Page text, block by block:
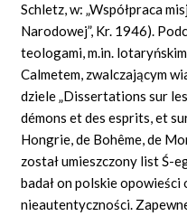
Schletz, w: „Współpraca
Narodowej”, Kr. 1946).
teologami, m.in.
Calmetem, zwalczającym
dziele „Dissertations sur
démons et des esprits, et
Hongrie, de Bohême, de
został umieszczony list Ś-
badał on polskie opowieści
nieautentyczności.